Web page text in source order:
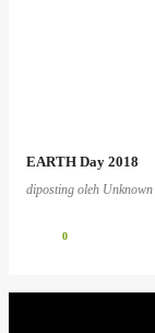
EARTH Day 2018
diposting oleh Unknown
0